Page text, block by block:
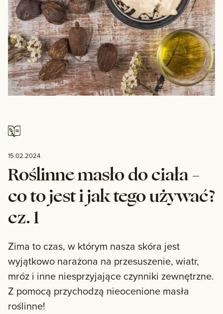
15.02.2024
Roślinne masło do ciała –
co to jest i jak tego używać?
cz. 1
Zima to czas, w którym nasza skóra jest
wyjątkowo narażona na przesuszenie, wiatr,
mróz i inne niesprzyjające czynniki zewnętrzne.
Z pomocą przychodzą nieocenione masła
roślinne!